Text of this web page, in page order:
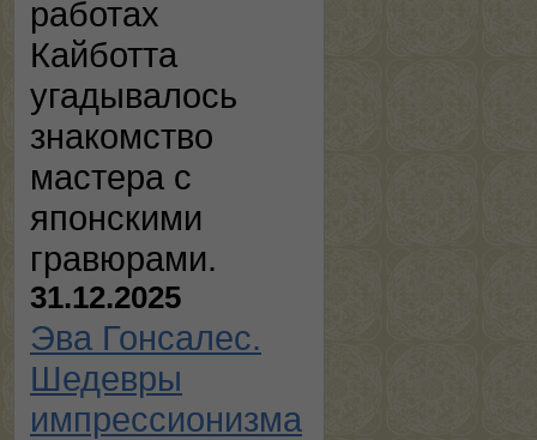
работах
Кайботта
угадывалось
знакомство
мастера с
японскими
гравюрами.
31.12.2025
Эва Гонсалес.
Шедевры
импрессионизма